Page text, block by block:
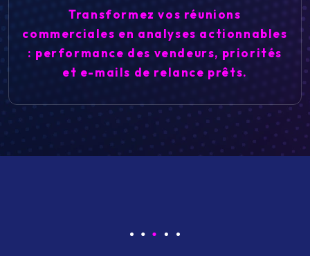
Transformez vos réunions
commerciales en analyses actionnables
: performance des vendeurs, priorités
et e-mails de relance prêts.